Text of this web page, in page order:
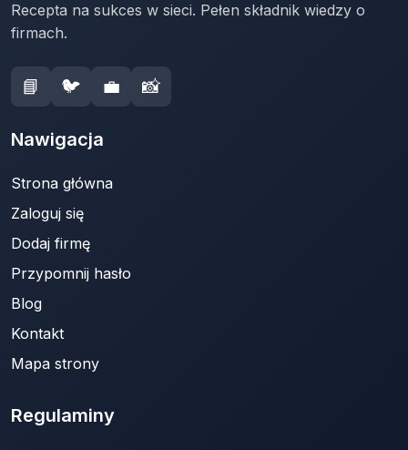
Recepta na sukces w sieci. Pełen składnik wiedzy o
firmach.
📘 🐦 💼 📸
Nawigacja
Strona główna
Zaloguj się
Dodaj firmę
Przypomnij hasło
Blog
Kontakt
Mapa strony
Regulaminy